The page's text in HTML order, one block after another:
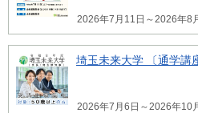
2026年7月11日～2026年8
埼玉未来大学 〔通学講
2026年7月6日～2026年10